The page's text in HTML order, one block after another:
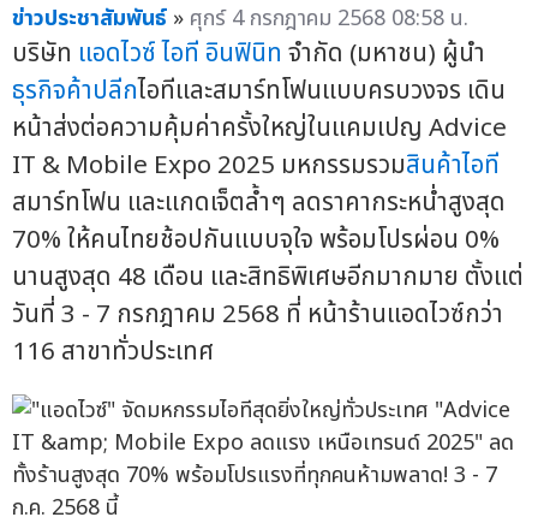
ข่าวประชาสัมพันธ์ » ศุกร์ 4 กรกฎาคม 2568 08:58 น.
บริษัท แอดไวซ์ ไอที อินฟินิท จำกัด (มหาชน) ผู้นำ
ธุรกิจค้าปลีกไอทีและสมาร์ทโฟนแบบครบวงจร เดิน
หน้าส่งต่อความคุ้มค่าครั้งใหญ่ในแคมเปญ Advice
IT & Mobile Expo 2025 มหกรรมรวมสินค้าไอที
สมาร์ทโฟน และแกดเจ็ตล้ำๆ ลดราคากระหน่ำสูงสุด
70% ให้คนไทยช้อปกันแบบจุใจ พร้อมโปรผ่อน 0%
นานสูงสุด 48 เดือน และสิทธิพิเศษอีกมากมาย ตั้งแต่
วันที่ 3 - 7 กรกฎาคม 2568 ที่ หน้าร้านแอดไวซ์กว่า
116 สาขาทั่วประเทศ